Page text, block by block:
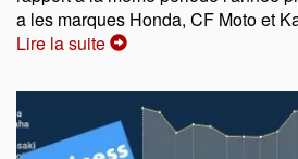
a les marques Honda, CF Moto et
Lire la suite